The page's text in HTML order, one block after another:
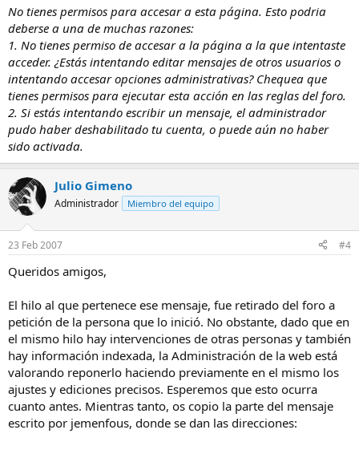
No tienes permisos para accesar a esta página. Esto podria
deberse a una de muchas razones:
1. No tienes permiso de accesar a la página a la que intentaste
acceder. ¿Estás intentando editar mensajes de otros usuarios o
intentando accesar opciones administrativas? Chequea que
tienes permisos para ejecutar esta acción en las reglas del foro.
2. Si estás intentando escribir un mensaje, el administrador
pudo haber deshabilitado tu cuenta, o puede aún no haber
sido activada.
Julio Gimeno
Administrador Miembro del equipo
23 Feb 2007 #4
Queridos amigos,
El hilo al que pertenece ese mensaje, fue retirado del foro a
petición de la persona que lo inició. No obstante, dado que en
el mismo hilo hay intervenciones de otras personas y también
hay información indexada, la Administración de la web está
valorando reponerlo haciendo previamente en el mismo los
ajustes y ediciones precisos. Esperemos que esto ocurra
cuanto antes. Mientras tanto, os copio la parte del mensaje
escrito por jemenfous, donde se dan las direcciones: